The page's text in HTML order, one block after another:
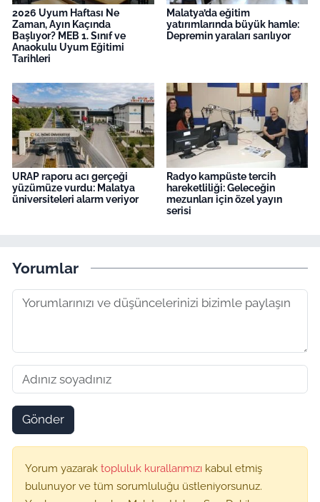
2026 Uyum Haftası Ne
Zaman, Ayın Kaçında
Başlıyor? MEB 1. Sınıf ve
Anaokulu Uyum Eğitimi
Tarihleri
Malatya’da eğitim
yatırımlarında büyük hamle:
Depremin yaraları sarılıyor
URAP raporu acı gerçeği
yüzümüze vurdu: Malatya
üniversiteleri alarm veriyor
Radyo kampüste tercih
hareketliliği: Geleceğin
mezunları için özel yayın
serisi
Yorumlar
Gönder
Yorum yazarak topluluk kurallarımızı kabul etmiş
bulunuyor ve tüm sorumluluğu üstleniyorsunuz.